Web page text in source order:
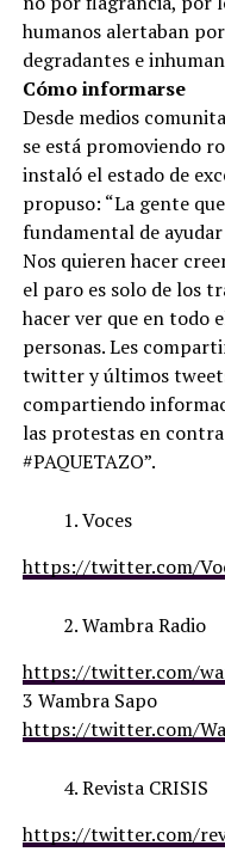
humanos alertaban
degradantes e
Cómo informarse
Desde medios
se está promoviendo
instaló el estado de
propuso: “La gente
fundamental de
Nos quieren hacer
el paro es solo de los
hacer ver que en todo
personas. Les
twitter y últimos
compartiendo
las protestas en
#PAQUETAZO”.
Voces
https://twitter.com/
Wambra Radio
https://twitter.com/
3 Wambra Sapo
https://twitter.com/
Revista CRISIS
https://twitter.com/